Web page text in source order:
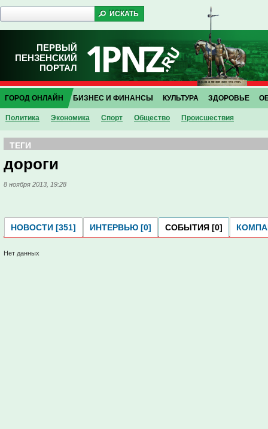
ПЕРВЫЙ
ПЕНЗЕНСКИЙ
ПОРТАЛ
ГОРОД ОНЛАЙН
Политика Экономика Спорт Общество Проиcшествия
БИЗНЕС И ФИНАНСЫ КУЛЬТУРА ЗДОРОВЬЕ
ТЕГИ
дороги
8 ноября 2013, 19:28
НОВОСТИ [351] ИНТЕРВЬЮ [0] СОБЫТИЯ [0]
Нет данных